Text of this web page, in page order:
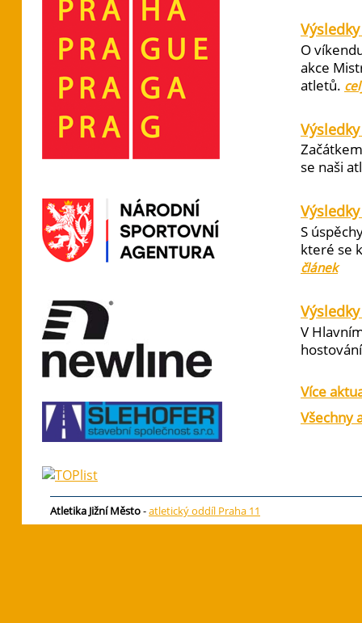
O
akce
atletů.
se naši
S
které se
článek
V
Více
Všechny
Atletika Jižní Město-atletický oddíl Praha 11